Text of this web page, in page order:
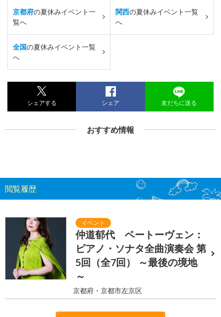
京都府の夏休みイベント一
覧へ
関西の夏休みイベント一覧
へ
全国の夏休みイベント一覧
へ
シェアする シェア 友だちに送る
おすすめ情報
閲覧履歴
仲道郁代 ベートーヴェン：
ピアノ・ソナタ全曲演奏会 第
5回（全7回） ～最後の境地
～
京都府・京都市左京区